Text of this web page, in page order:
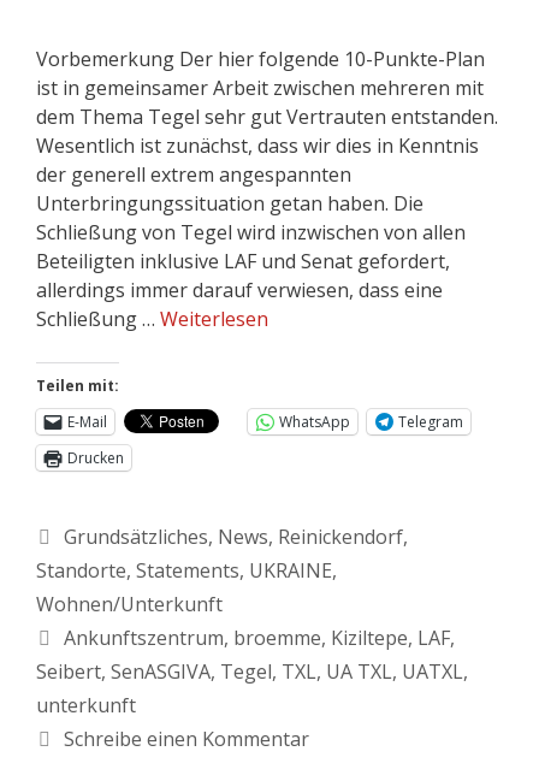
Vorbemerkung Der hier folgende 10-Punkte-Plan
ist in gemeinsamer Arbeit zwischen mehreren mit
dem Thema Tegel sehr gut Vertrauten entstanden.
Wesentlich ist zunächst, dass wir dies in Kenntnis
der generell extrem angespannten
Unterbringungssituation getan haben. Die
Schließung von Tegel wird inzwischen von allen
Beteiligten inklusive LAF und Senat gefordert,
allerdings immer darauf verwiesen, dass eine
Schließung … Weiterlesen
Teilen mit:
E-Mail
WhatsApp
Telegram
Drucken
Grundsätzliches, News, Reinickendorf,
Standorte, Statements, UKRAINE,
Wohnen/Unterkunft
Ankunftszentrum, broemme, Kiziltepe, LAF,
Seibert, SenASGIVA, Tegel, TXL, UA TXL, UATXL,
unterkunft
Schreibe einen Kommentar